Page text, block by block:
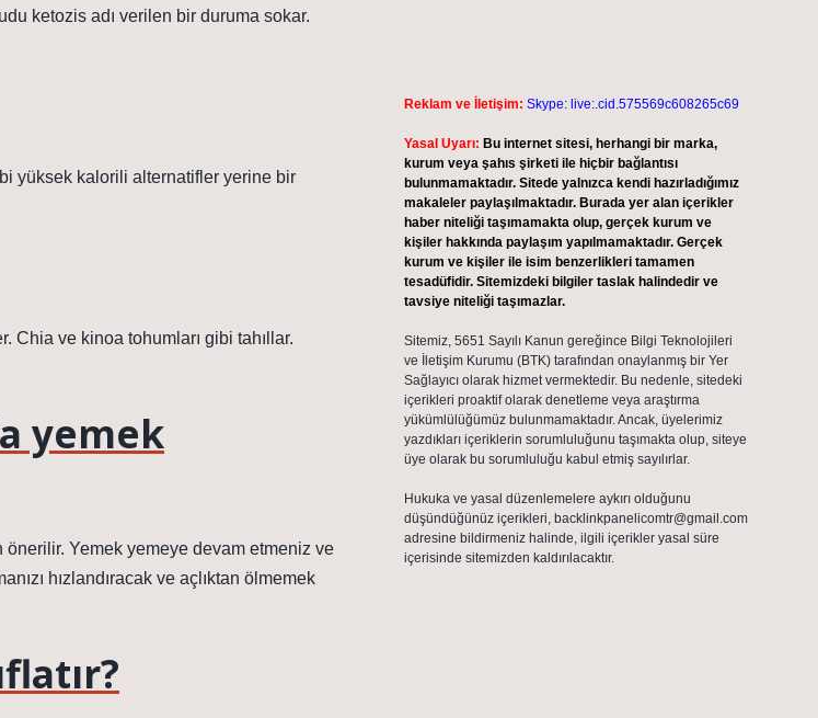
ketozis adı verilen bir duruma sokar.
yüksek kalorili alternatifler yerine bir
ve kinoa tohumları gibi tahıllar.
yemek
Yemek yemeye devam etmeniz ve
hızlandıracak ve açlıktan ölmemek
Reklam ve İletişim: Skype: live:.cid.575569c608265c69
Yasal Uyarı: Bu internet sitesi, herhangi bir marka,
kurum veya şahıs şirketi ile hiçbir bağlantısı
bulunmamaktadır. Sitede yalnızca kendi hazırladığımız
makaleler paylaşılmaktadır. Burada yer alan içerikler
haber niteliği taşımamakta olup, gerçek kurum ve
kişiler hakkında paylaşım yapılmamaktadır. Gerçek
kurum ve kişiler ile isim benzerlikleri tamamen
tesadüfidir. Sitemizdeki bilgiler taslak halindedir ve
tavsiye niteliği taşımazlar.
Sitemiz, 5651 Sayılı Kanun gereğince Bilgi Teknolojileri
ve İletişim Kurumu (BTK) tarafından onaylanmış bir Yer
Sağlayıcı olarak hizmet vermektedir. Bu nedenle, sitedeki
içerikleri proaktif olarak denetleme veya araştırma
yükümlülüğümüz bulunmamaktadır. Ancak, üyelerimiz
yazdıkları içeriklerin sorumluluğunu taşımakta olup, siteye
üye olarak bu sorumluluğu kabul etmiş sayılırlar.
Hukuka ve yasal düzenlemelere aykırı olduğunu
düşündüğünüz içerikleri, backlinkpanelicomtr@gmail.com
adresine bildirmeniz halinde, ilgili içerikler yasal süre
içerisinde sitemizden kaldırılacaktır.